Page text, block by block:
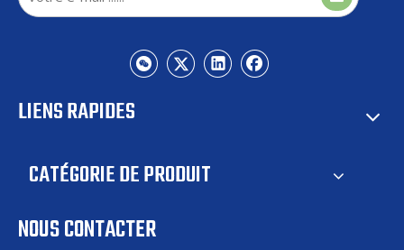
LIENS RAPIDES
CATÉGORIE DE PRODUIT
NOUS CONTACTER